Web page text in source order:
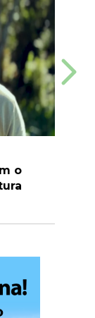
de
e ovinos até